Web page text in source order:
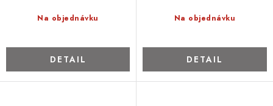
Na objednávku
DETAIL
Na objednávku
DETAIL